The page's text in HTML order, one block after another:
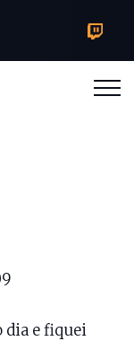
dia e fiquei